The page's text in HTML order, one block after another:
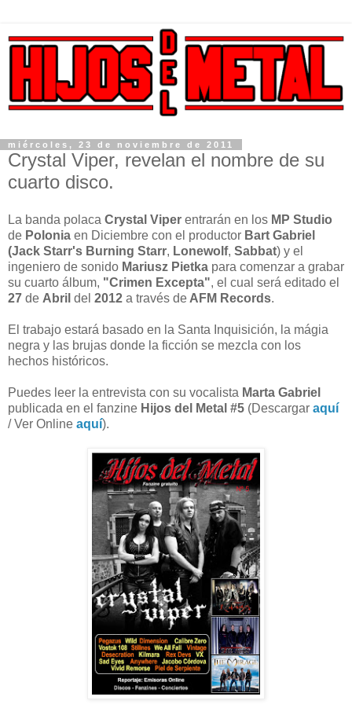
miércoles, 23 de noviembre de 2011
Crystal Viper, revelan el nombre de su
cuarto disco.
La banda polaca Crystal Viper entrarán en los MP Studio
de Polonia en Diciembre con el productor Bart Gabriel
(Jack Starr's Burning Starr, Lonewolf, Sabbat) y el
ingeniero de sonido Mariusz Pietka para comenzar a grabar
su cuarto álbum, "Crimen Excepta", el cual será editado el
27 de Abril del 2012 a través de AFM Records.
El trabajo estará basado en la Santa Inquisición, la mágia
negra y las brujas donde la ficción se mezcla con los
hechos históricos.
Puedes leer la entrevista con su vocalista Marta Gabriel
publicada en el fanzine Hijos del Metal #5 (Descargar aquí
/ Ver Online aquí).